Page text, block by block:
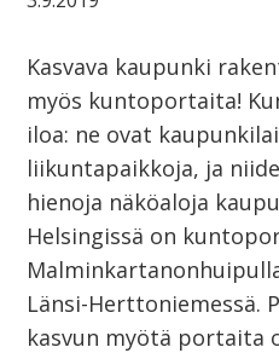
Kasvava kaupunki
myös kuntoportaita!
iloa: ne ovat
liikuntapaikkoja, ja
hienoja näköaloja
Helsingissä on
Länsi-Herttoniemessä.
kasvun myötä portaita